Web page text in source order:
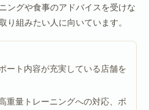
ングや食事のアドバイスを受けな
り組みたい人に向いています。
ート内容が充実している店舗を
重量トレーニングへの対応、ボ